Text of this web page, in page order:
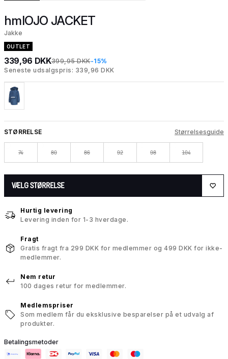
hmlOJO JACKET
Jakke
OUTLET
339,96 DKK399,95 DKK-15%
Seneste udsalgspris: 339,96 DKK
STØRRELSE Størrelsesguide
74 80 86 92 98 104
VÆLG STØRRELSE
Hurtig levering
Levering inden for 1-3 hverdage.
Fragt
Gratis fragt fra 299 DKK for medlemmer og 499 DKK for ikke-
medlemmer.
Nem retur
100 dages retur for medlemmer.
Medlemspriser
Som medlem får du eksklusive besparelser på et udvalg af
produkter.
Betalingsmetoder